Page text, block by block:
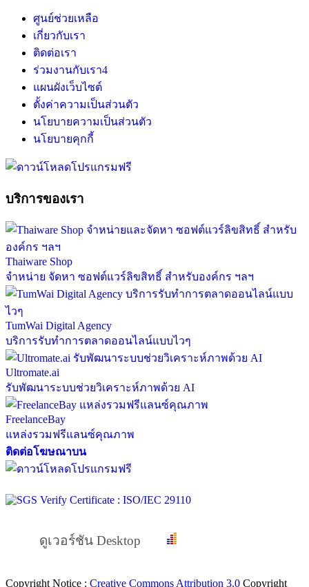
ศูนย์ช่วยเหลือ
เกี่ยวกับเรา
ติดต่อเรา
ร่วมงานกับเรา4
แผนผังเว็บไซต์
ตั้งค่าความเป็นส่วนตัว
นโยบายความเป็นส่วนตัว
นโยบายคุกกี้
บริการของเรา
Thaiware Shop
จำหน่าย จัดหา ซอฟต์แวร์ลิขสิทธิ์ สำหรับองค์กร ฯลฯ
TumWai Digital Agency
บริการรับทำการตลาดออนไลน์แบบไวๆ
Ultromate.ai
รับพัฒนาระบบช่วยวิเคราะห์ภาพด้วย AI
FreelanceBay
แหล่งรวมฟรีแลนซ์คุณภาพ
ติดต่อโฆษณาบน
ดูเวอร์ชัน Desktop
Copyright Notice : Creative Commons Attribution 3.0 Copyright